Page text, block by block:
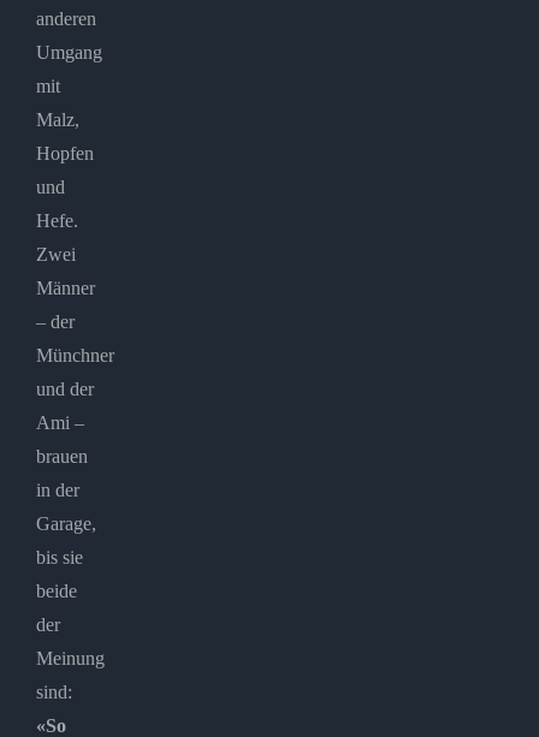
anderen
Umgang
mit
Malz,
Hopfen
und
Hefe.
Zwei
Männer
– der
Münchner
und der
Ami –
brauen
in der
Garage,
bis sie
beide
der
Meinung
sind:
«So